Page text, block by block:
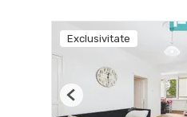
Exclusivitate
Previous